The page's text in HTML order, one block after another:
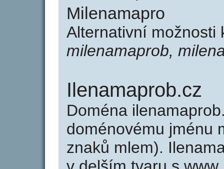
Milenamapro
Alternativní možnosti
milenamaprob,
Ilenamaprob.cz
Doména
doménovému jménu
znaků mlem).